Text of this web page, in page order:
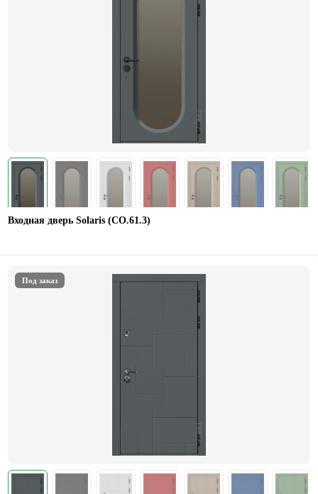
Входная дверь Solaris (СО.61.3)
Под заказ